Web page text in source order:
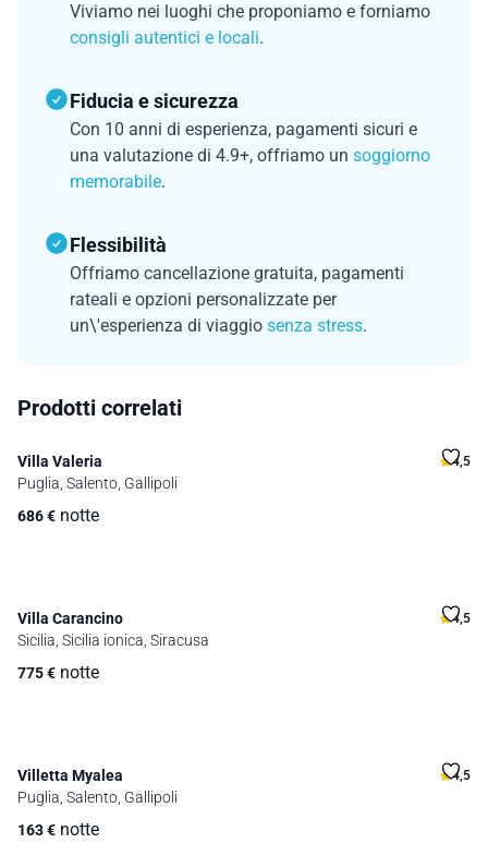
Viviamo nei luoghi che proponiamo e forniamo
consigli autentici e locali.
Fiducia e sicurezza
Con 10 anni di esperienza, pagamenti sicuri e
una valutazione di 4.9+, offriamo un soggiorno
memorabile.
Flessibilità
Offriamo cancellazione gratuita, pagamenti
rateali e opzioni personalizzate per
un\'esperienza di viaggio senza stress.
Prodotti correlati
Villa Valeria 4,5
Puglia, Salento, Gallipoli
686€ notte
Villa Carancino 4,5
Sicilia, Sicilia ionica, Siracusa
775€ notte
Villetta Myalea 4,5
Puglia, Salento, Gallipoli
163€ notte